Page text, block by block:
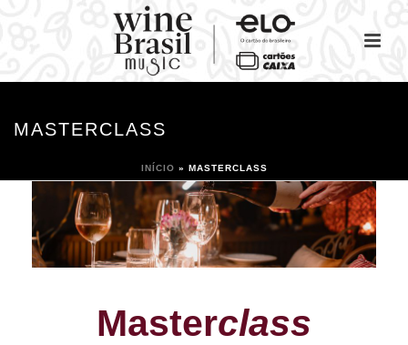
MASTERCLASS
INÍCIO » MASTERCLASS
Masterclass